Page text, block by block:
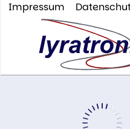
Impressum